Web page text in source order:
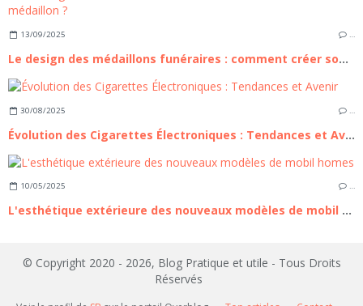
13/09/2025 …
Le design des médaillons funéraires : comment créer son médaillon ?
30/08/2025
Évolution des Cigarettes Électroniques : Tendances et Avenir
10/05/2025 …
L'esthétique extérieure des nouveaux modèles de mobil homes
© Copyright 2020 - 2026, Blog Pratique et utile - Tous Droits
Réservés